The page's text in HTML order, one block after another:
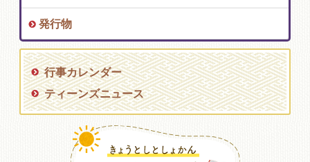
発行物
行事カレンダー
ティーンズニュース